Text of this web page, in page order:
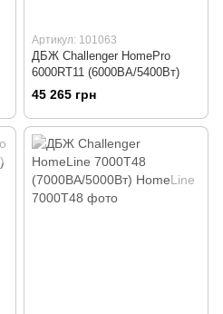
Артикул: 101063
ДБЖ Challenger HomePro
6000RT11 (6000ВА/5400Вт)
45 265 грн